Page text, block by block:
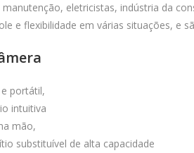
manutenção, eletricistas, indústria da
e flexibilidade em várias situações, e
portátil,
intuitiva
mão,
substituível de alta capacidade